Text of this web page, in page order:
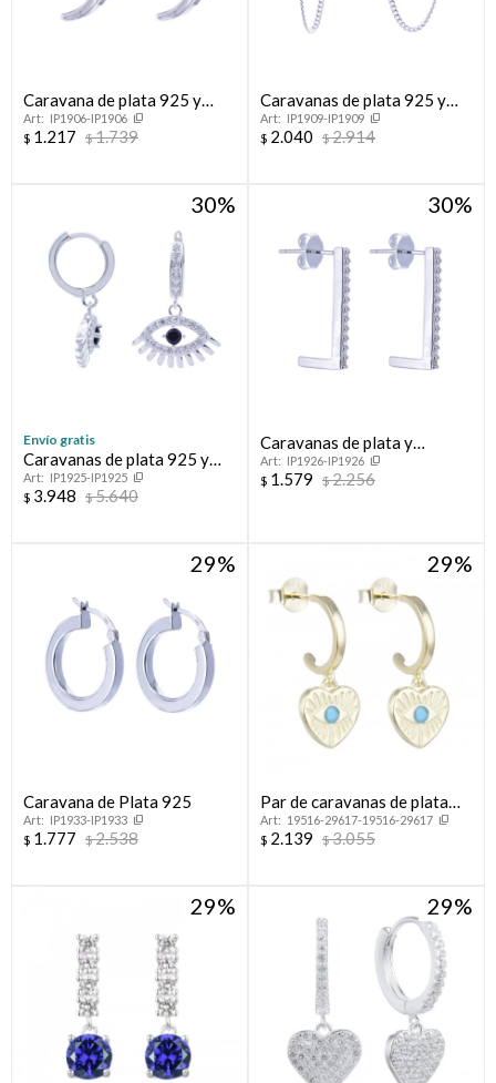
Caravana de plata 925 y
circonias,
IP1906-IP1906
$ 1.217 $1.739
Caravanas de plata 925 y
circonias
IP1909-IP1909
$ 2.040 $2.914
30
Envío gratis
Caravanas de plata 925 y
circonias
IP1925-IP1925
$ 3.948 $5.640
30
Caravanas de plata y
circonias
IP1926-IP1926
$ 1.579 $2.256
29
Caravana de Plata 925
IP1933-IP1933
$ 1.777 $2.538
29
Par de caravanas de plata
925 con baño y dije corazón
con cz.
19516-29617-19516-29617
$ 2.139 $3.055
29 29